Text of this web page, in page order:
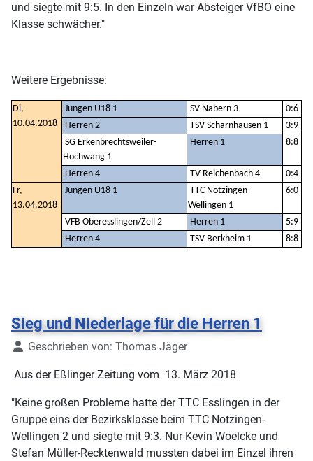
und siegte mit 9:5. In den Einzeln war Absteiger VfBO eine
Klasse schwächer."
Weitere Ergebnisse:
Di,
10.04.2018
Jungen U18 1 SV Nabern 3
0:6
Herren 2
TSV Scharnhausen 1
3:9
SG Erkenbrechtsweiler-
Hochwang 1
Herren 1 8:8
Herren 4 TV Reichenbach 4
0:4
Fr,
13.04.2018
Jungen U18 1
TTC Notzingen-
Wellingen 1
6:0
VFB Oberesslingen/Zell 2 Herren 1
5:9
Herren 4
TSV Berkheim 1 8:8
Sieg und Niederlage für die Herren 1
DetailsGeschrieben von: Thomas Jäger
Aus der Eßlinger Zeitung vom 13. März 2018
"Keine großen Probleme hatte der TTC Esslingen in der
Gruppe eins der Bezirksklasse beim TTC Notzingen-
Wellingen 2 und siegte mit 9:3. Nur Kevin Woelcke und
Stefan Müller-Recktenwald mussten dabei im Einzel ihren